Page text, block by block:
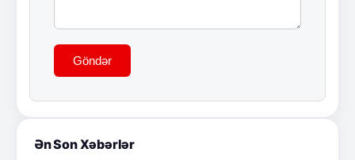
Göndər
Ən Son Xəbərlər